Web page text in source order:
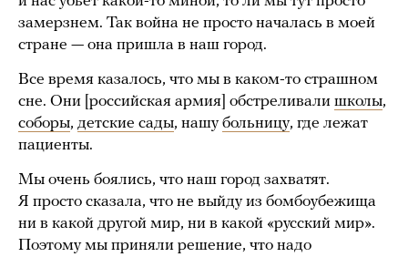
замерзнем. Так война не просто началась в моей
стране — она пришла в наш город.
Все время казалось, что мы в каком-то страшном
сне. Они [российская армия] обстреливали школы,
соборы, детские сады, нашубольницу, где лежат
пациенты.
Мы очень боялись, что наш город захватят.
Я просто сказала, что не выйду из бомбоубежища
ни в какой другой мир, ни в какой «русский мир».
Поэтому мы приняли решение, что надо